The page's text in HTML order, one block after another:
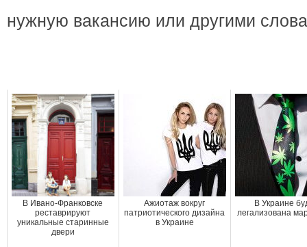
нужную вакансию или другими
В Ивано-Франковске
реставрируют
уникальные старинные
двери
Ажиотаж вокруг
патриотического дизайна
в Украине
В Украине
легализована